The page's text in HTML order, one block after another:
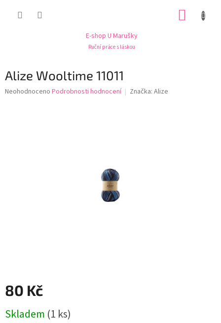
E-shop U Marušky
Ruční práce s láskou
Alize Wooltime 11011
Průměrné
Neohodnoceno Podrobnosti hodnocení Značka: Alize
80 Kč
cena:
Skladem (1 ks)